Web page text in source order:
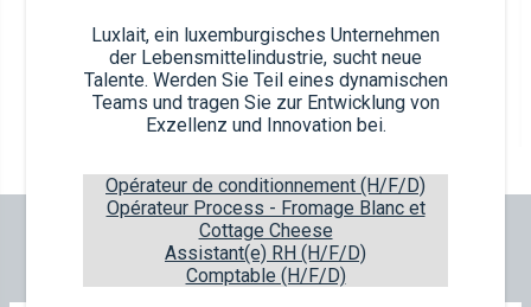
Luxlait, ein luxemburgisches Unternehmen
der Lebensmittelindustrie, sucht neue
Talente. Werden Sie Teil eines dynamischen
Teams und tragen Sie zur Entwicklung von
Exzellenz und Innovation bei.
Opérateur de conditionnement (H/F/D)
Opérateur Process - Fromage Blanc et
Cottage Cheese
Assistant(e) RH (H/F/D)
Comptable (H/F/D)
Article EAN
5450007611603
Package EAN
5450007311770
22 items 160 boxes 10 layers
UNSERE NEUHEITEN